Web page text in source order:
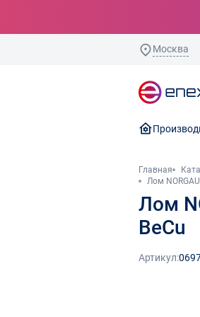
Москва
Главная
Лом
Лом
BeCu
Артикул: